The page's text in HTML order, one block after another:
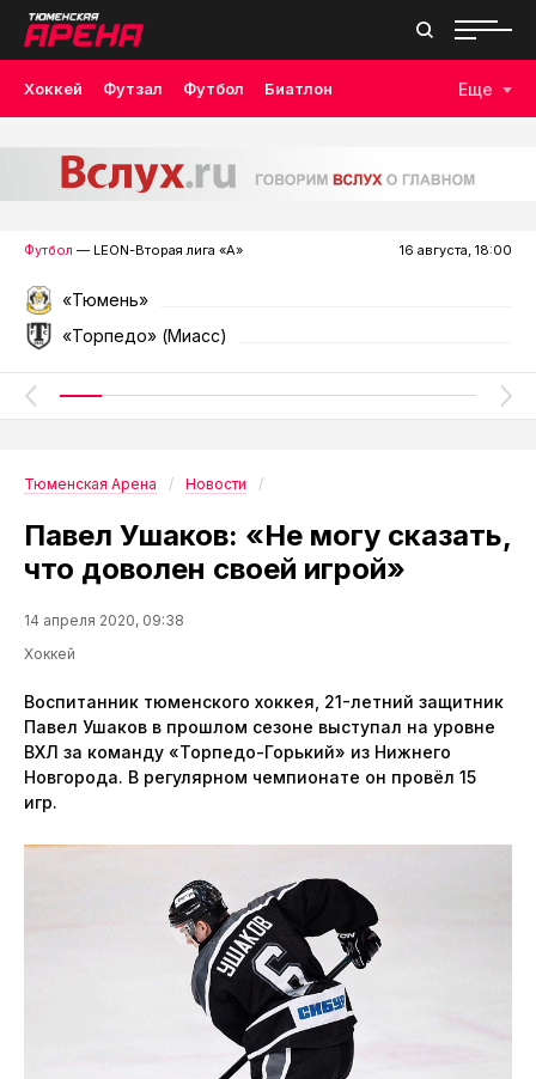
Хоккей Футзал Футбол Биатлон Еще
Футбол — LEON-Вторая лига «А» 16 августа, 18:00
«Тюмень»
«Торпедо» (Миасс)
Тюменская Арена Новости
Павел Ушаков: «Не могу сказать,
что доволен своей игрой»
14 апреля 2020, 09:38
Хоккей
Воспитанник тюменского хоккея, 21-летний защитник
Павел Ушаков в прошлом сезоне выступал на уровне
ВХЛ за команду «Торпедо-Горький» из Нижнего
Новгорода. В регулярном чемпионате он провёл 15
игр.